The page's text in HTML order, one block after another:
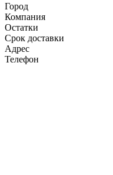
Город
Компания
Остатки
Срок доставки
Адрес
Телефон